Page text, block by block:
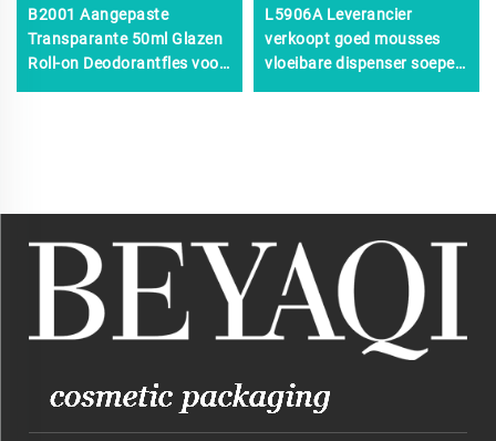
B2001 Aangepaste
Transparante 50ml Glazen
Roll-on Deodorantfles voor
L5906A Leverancier
verkoopt goed mousses
vloeibare dispenser soepele